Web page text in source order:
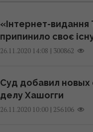
«Інтернет-видання
припинило своє
26.11.2020 14:08 | 300862
Суд добавил
делу Хашогги
26.11.2020 10:00| 256106